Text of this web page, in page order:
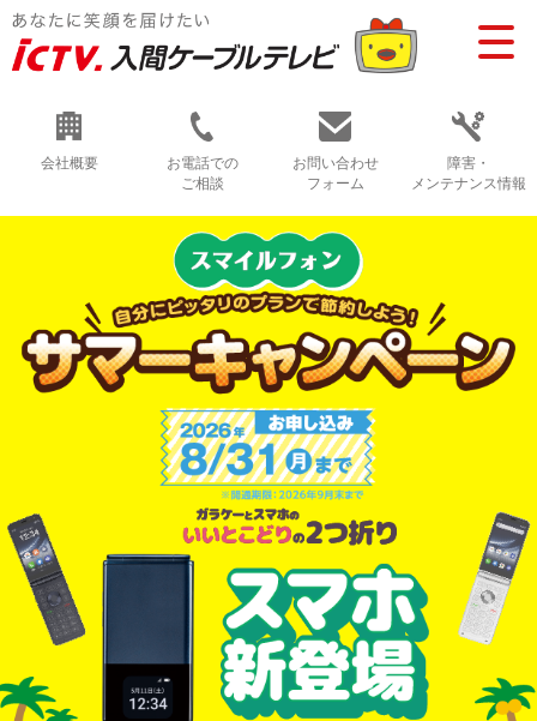
会社概要
お電話での
ご相談
お問い合わせ
フォーム
障害・
メンテナンス情報